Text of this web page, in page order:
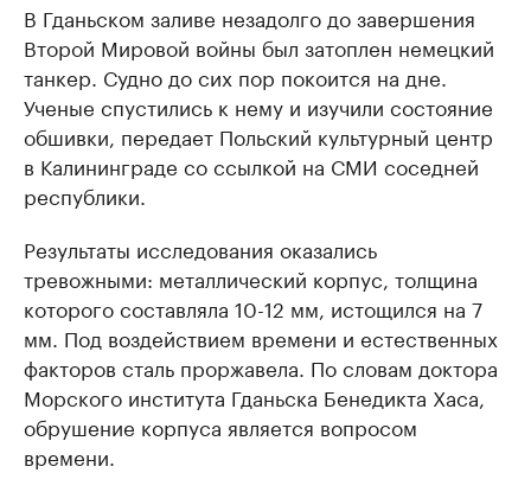
В Гданьском заливе незадолго до завершения
Второй Мировой войны был затоплен немецкий
танкер. Судно до сих пор покоится на дне.
Ученые спустились к нему и изучили состояние
обшивки, передает Польский культурный центр
в Калининграде со ссылкой на СМИ соседней
республики.
Результаты исследования оказались
тревожными: металлический корпус, толщина
которого составляла 10-12 мм, истощился на 7
мм. Под воздействием времени и естественных
факторов сталь проржавела. По словам доктора
Морского института Гданьска Бенедикта Хаса,
обрушение корпуса является вопросом
времени.